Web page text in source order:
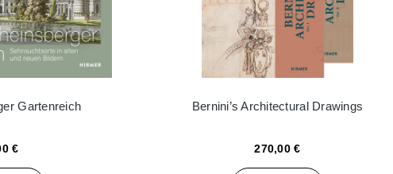
Gartenreich
€
Bernini’s Architectural Drawings
270,00 €